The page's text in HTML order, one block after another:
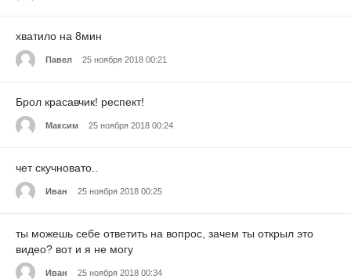
хватило на 8мин
Павел 25 ноября 2018 00:21
Брол красавчик! респект!
Максим 25 ноября 2018 00:24
чет скучновато..
Иван 25 ноября 2018 00:25
ты можешь себе ответить на вопрос, зачем ты открыл это
видео? вот и я не могу
Иван 25 ноября 2018 00:34